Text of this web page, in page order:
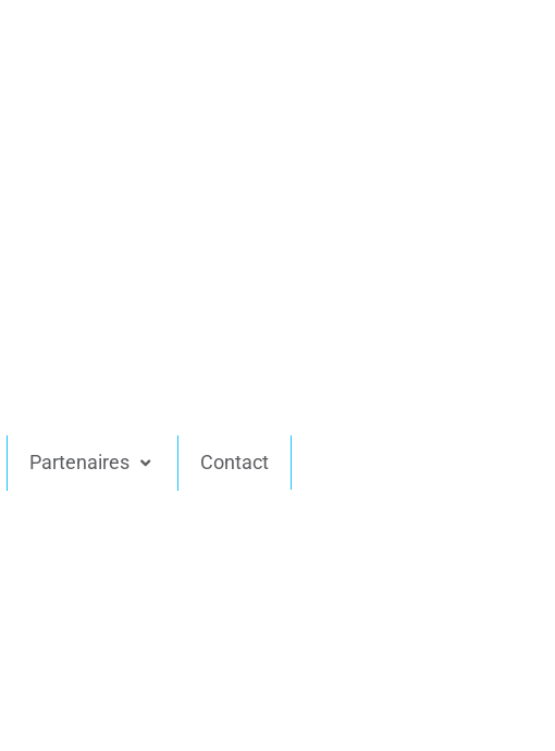
Partenaires Contact